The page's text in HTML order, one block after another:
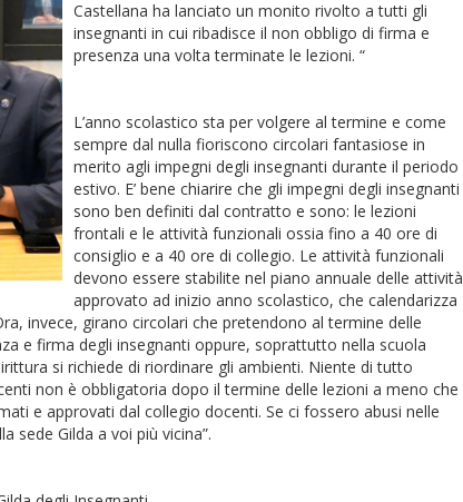
Castellana ha lanciato un monito rivolto a tutti gli
insegnanti in cui ribadisce il non obbligo di firma e
presenza una volta terminate le lezioni. “
L’anno scolastico sta per volgere al termine e come
sempre dal nulla fioriscono circolari fantasiose in
merito agli impegni degli insegnanti durante il periodo
estivo. E’ bene chiarire che gli impegni degli insegnanti
sono ben definiti dal contratto e sono: le lezioni
frontali e le attività funzionali ossia fino a 40 ore di
consiglio e a 40 ore di collegio. Le attività funzionali
devono essere stabilite nel piano annuale delle attività
approvato ad inizio anno scolastico, che calendarizza
invece, girano circolari che pretendono al termine delle
e firma degli insegnanti oppure, soprattutto nella scuola
si richiede di riordinare gli ambienti. Niente di tutto
non è obbligatoria dopo il termine delle lezioni a meno che
e approvati dal collegio docenti. Se ci fossero abusi nelle
sede Gilda a voi più vicina”.